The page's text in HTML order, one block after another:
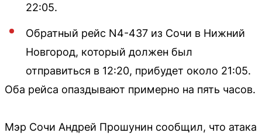
22:05.
Обратный рейс N4-437 из Сочи в Нижний
Новгород, который должен был
отправиться в 12:20, прибудет около 21:05.
Оба рейса опаздывают примерно на пять часов.
Мэр Сочи Андрей Прошунин сообщил, что атака